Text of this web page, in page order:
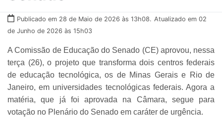
Publicado em 28 de Maio de 2026 às 13h08. Atualizado em 02
de Junho de 2026 às 15h03
A Comissão de Educação do Senado (CE) aprovou, nessa
terça (26), o projeto que transforma dois centros federais
de educação tecnológica, os de Minas Gerais e Rio de
Janeiro, em universidades tecnológicas federais. Agora a
matéria, que já foi aprovada na Câmara, segue para
votação no Plenário do Senado em caráter de urgência.